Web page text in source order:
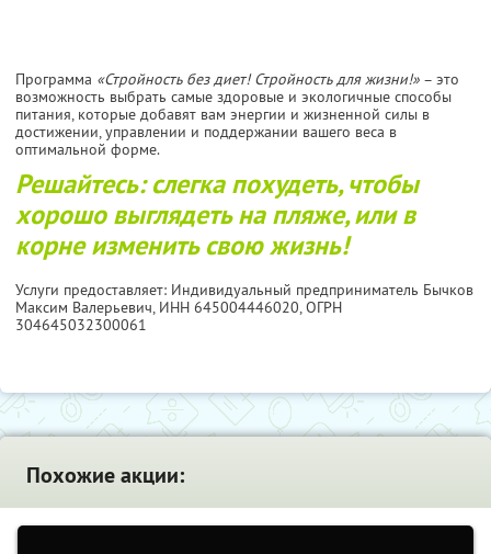
Программа «Стройность без диет! Стройность для жизни!» – это
возможность выбрать самые здоровые и экологичные способы
питания, которые добавят вам энергии и жизненной силы в
достижении, управлении и поддержании вашего веса в
оптимальной форме.
Решайтесь: слегка похудеть, чтобы
хорошо выглядеть на пляже, или в
корне изменить свою жизнь!
Услуги предоставляет: Индивидуальный предприниматель Бычков
Максим Валерьевич, ИНН 645004446020, ОГРН
304645032300061
Похожие акции: